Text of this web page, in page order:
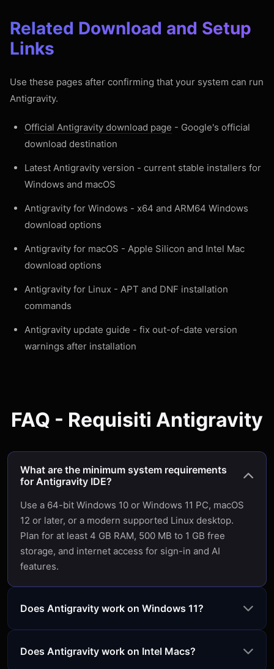
Related Download and Setup
Links
Use these pages after confirming that your system can run
Antigravity.
Official Antigravity download page - Google's official
download destination
Latest Antigravity version - current stable installers for
Windows and macOS
Antigravity for Windows - x64 and ARM64 Windows
download options
Antigravity for macOS - Apple Silicon and Intel Mac
download options
Antigravity for Linux - APT and DNF installation
commands
Antigravity update guide - fix out-of-date version
warnings after installation
FAQ - Requisiti Antigravity
What are the minimum system requirements
for Antigravity IDE?
Use a 64-bit Windows 10 or Windows 11 PC, macOS
12 or later, or a modern supported Linux desktop.
Plan for at least 4 GB RAM, 500 MB to 1 GB free
storage, and internet access for sign-in and AI
features.
Does Antigravity work on Windows 11?
Does Antigravity work on Intel Macs?